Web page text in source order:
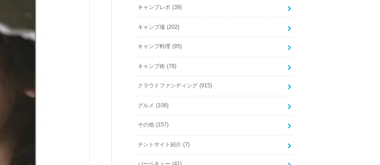
キャンプレポ (39)
キャンプ場 (202)
キャンプ料理 (95)
キャンプ術 (78)
クラウドファンディング (915)
グルメ (106)
その他 (157)
テントサイト紹介 (7)